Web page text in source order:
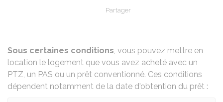
Partager
Sous certaines conditions, vous pouvez mettre en
location le logement que vous avez acheté avec un
PTZ, un PAS ou un prêt conventionné. Ces conditions
dépendent notamment de la date d'obtention du prêt :